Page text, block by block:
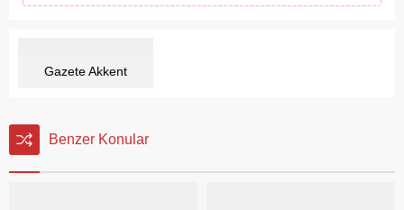
Gazete Akkent
Benzer Konular